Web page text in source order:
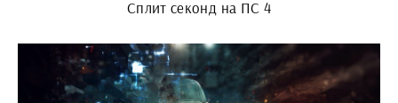
Сплит секонд на ПС 4